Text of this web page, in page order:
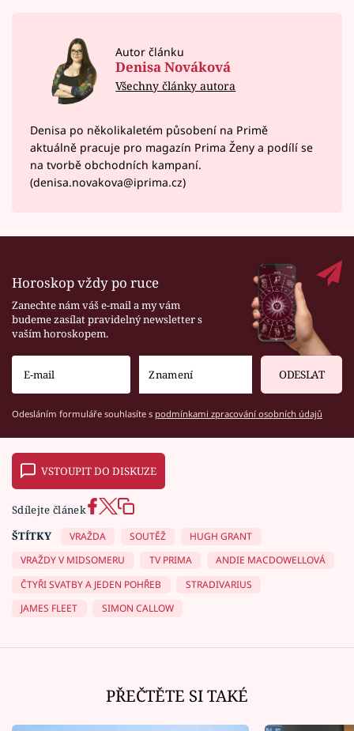
Autor článku
Denisa Nováková
Všechny články autora
Denisa po několikaletém působení na Primě
aktuálně pracuje pro magazín Prima Ženy a podílí se
na tvorbě obchodních kampaní.
(denisa.novakova@iprima.cz)
Horoskop vždy po ruce
Zanechte nám váš e-mail a my vám
budeme zasílat pravidelný newsletter s
vaším horoskopem.
ODESLAT
Odesláním formuláře souhlasíte s podmínkami zpracování osobních údajů
VSTOUPIT DO DISKUZE
Sdílejte článek
ŠTÍTKY
VRAŽDA SOUTĚŽ
HUGH GRANT
VRAŽDY V MIDSOMERU
TV PRIMA
ANDIE MACDOWELLOVÁ
ČTYŘI SVATBY A JEDEN POHŘEB
STRADIVARIUS
JAMES FLEET
SIMON CALLOW
PŘEČTĚTE SI TAKÉ